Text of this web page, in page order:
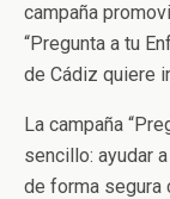
campaña
“Pregunta a tu
de Cádiz quiere
La campaña
sencillo: ayudar
de forma segura